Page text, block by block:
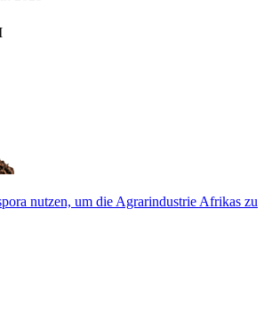
nutzen, um die Agrarindustrie Afrikas zu